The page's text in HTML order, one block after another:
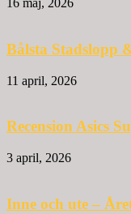
16 maj, 2026
Bålsta Stadslopp
11 april, 2026
Recension Asics
3 april, 2026
Inne och ute –